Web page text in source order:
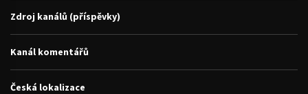
Zdroj kanálů (příspěvky)
Kanál komentářů
Česká lokalizace